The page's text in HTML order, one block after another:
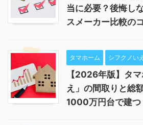
当に必要？後悔し
スメーカー比較の
タマホーム シフクノいえ
【2026年版】タ
え」の間取りと総
1000万円台で建つ